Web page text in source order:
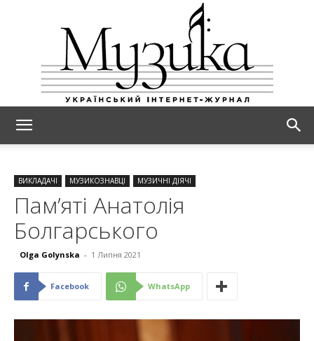
ВИКЛАДАЧІ МУЗИКОЗНАВЦІ МУЗИЧНІ ДІЯЧІ
Пам’яті Анатолія
Болгарського
Olga Golynska - 1 Липня 2021
Facebook WhatsApp